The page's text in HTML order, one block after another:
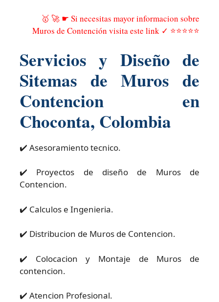
🥇 🚀 ☛ Si necesitas mayor informacion sobre
Muros de Contención visita este link ✓ ⭐⭐⭐⭐⭐
Servicios y Diseño de
Sitemas de Muros de
Contencion en
Choconta, Colombia
✔️ Asesoramiento tecnico.
✔️ Proyectos de diseño de Muros de
Contencion.
✔️ Calculos e Ingenieria.
✔️ Distribucion de Muros de Contencion.
✔️ Colocacion y Montaje de Muros de
contencion.
✔️ Atencion Profesional.